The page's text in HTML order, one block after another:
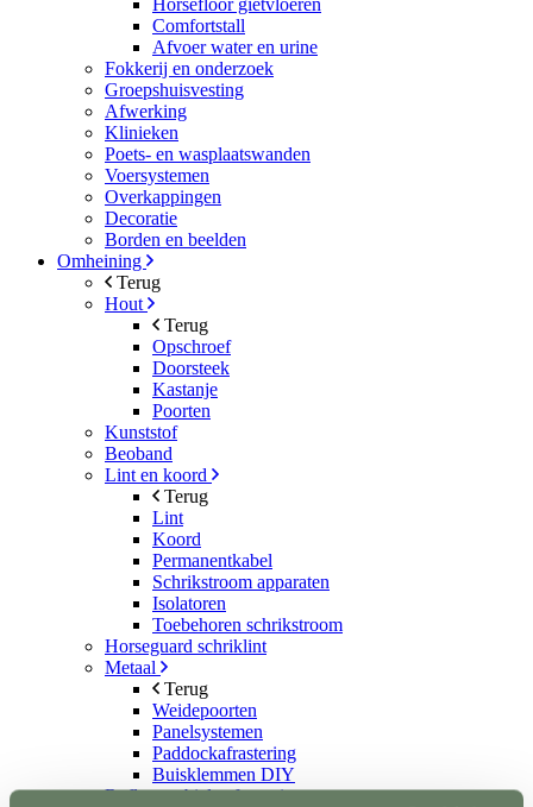
Horsefloor gietvloeren
Comfortstall
Afvoer water en urine
Fokkerij en onderzoek
Groepshuisvesting
Afwerking
Klinieken
Poets- en wasplaatswanden
Voersystemen
Overkappingen
Decoratie
Borden en beelden
Omheining
Terug
Hout
Terug
Opschroef
Doorsteek
Kastanje
Poorten
Kunststof
Beoband
Lint en koord
Terug
Lint
Koord
Permanentkabel
Schrikstroom apparaten
Isolatoren
Toebehoren schrikstroom
Horseguard schriklint
Metaal
Terug
Weidepoorten
Panelsystemen
Paddockafrastering
Buisklemmen DIY
Roflex mobiele afrastering